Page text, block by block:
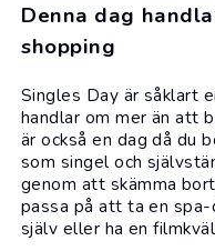
Denna dag
shopping
Singles Day är såklart
handlar om mer än att
är också en dag då du
som singel och
genom att skämma
passa på att ta en spa-
själv eller ha en